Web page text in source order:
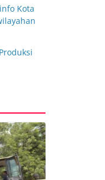
Kota